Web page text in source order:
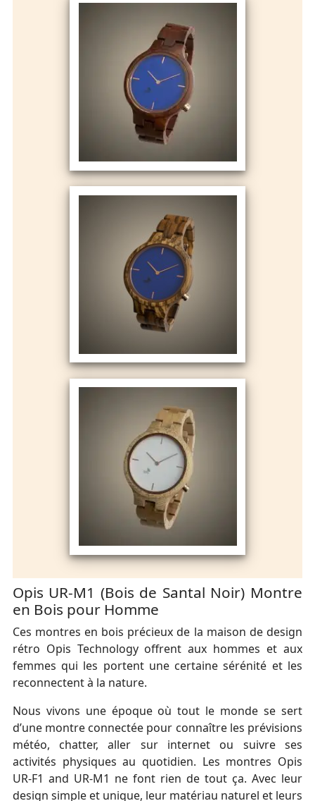
Opis UR-M1 (Bois de Santal Noir) Montre
en Bois pour Homme
Ces montres en bois précieux de la maison de design
rétro Opis Technology offrent aux hommes et aux
femmes qui les portent une certaine sérénité et les
reconnectent à la nature.
Nous vivons une époque où tout le monde se sert
d’une montre connectée pour connaître les prévisions
météo, chatter, aller sur internet ou suivre ses
activités physiques au quotidien. Les montres Opis
UR-F1 and UR-M1 ne font rien de tout ça. Avec leur
design simple et unique, leur matériau naturel et leurs